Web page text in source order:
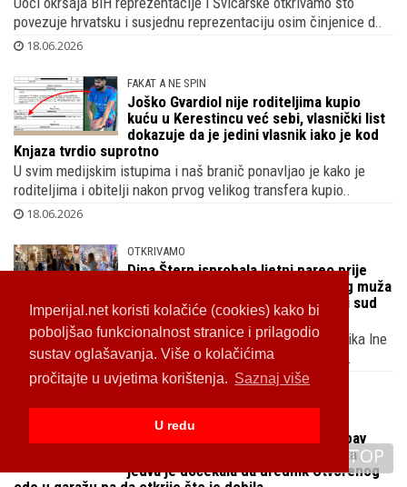
Imperijal.net koristi kolačiće (cookies) kako bi
poboljšao funkcionalnost stranice i prilagodio
sustav oglašavanja. Više o kolačićima
pročitajte u uvjetima korištenja. Saznaj više
U redu
bivšeg be-ha selektora
Uoči okršaja BiH reprezentacije i Švicarske otkrivamo što
povezuje hrvatsku i susjednu reprezentaciju osim činjenice d..
FAKAT A NE SPIN
Joško Gvardiol nije roditeljima kupio
kuću u Kerestincu već sebi, vlasnički list
dokazuje da je jedini vlasnik iako je kod
Knjaza tvrdio suprotno
U svim medijskim istupima i naš branič ponavljao je kako je
roditeljima i obitelji nakon prvog velikog transfera kupio..
Dina Štern isprobala ljetni pareo prije
prvog tropskog vikenda dok njenog muža
Ljubu Pavasovića Viskovića splitski sud
traži zbog sporova na Plenkovićevoj djedovini
Snimili smo kćer bivšeg HDZ-ovog ministra i bivšeg čelnika Ine
u dućanu rublja i odjeće, zasjat će u plavom na Jadranu..
17.06.2026
NOVA PARTNERICA
Mislav Togonal iznenadio svoju ljubav
darom u crvenoj vrećici, Ivana Sopta
TOP